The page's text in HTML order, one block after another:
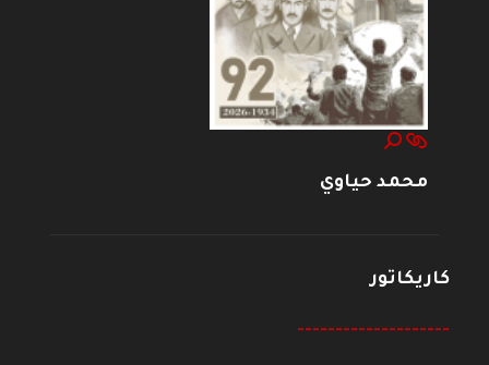
محمد حياوي
كاريكاتور
--------------------